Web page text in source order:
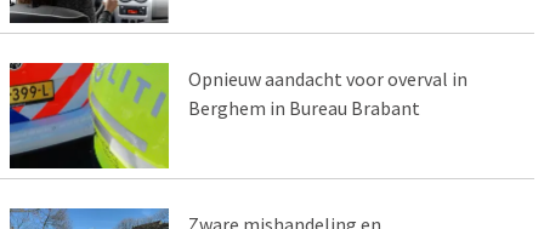
Opnieuw aandacht voor overval in
Berghem in Bureau Brabant
Zware mishandeling en